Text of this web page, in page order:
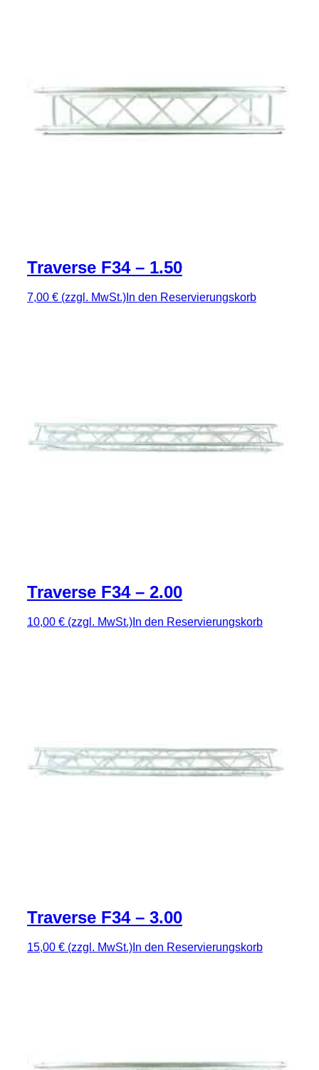
Traverse F34 – 1.50
7,00 € (zzgl. MwSt.) In den Reservierungskorb
Traverse F34 – 2.00
10,00 € (zzgl. MwSt.) In den Reservierungskorb
Traverse F34 – 3.00
15,00 € (zzgl. MwSt.) In den Reservierungskorb